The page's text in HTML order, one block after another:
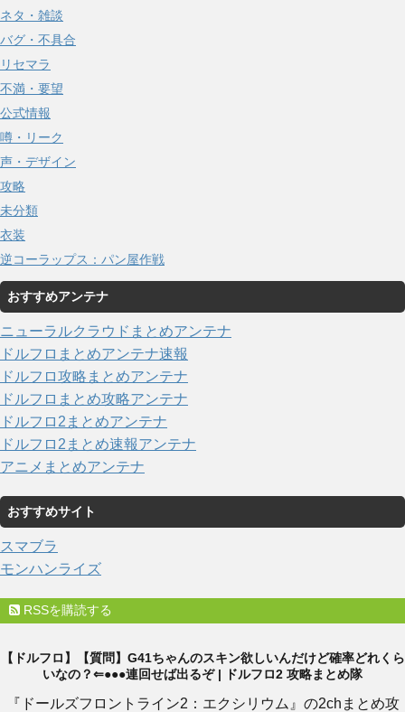
ネタ・雑談
バグ・不具合
リセマラ
不満・要望
公式情報
噂・リーク
声・デザイン
攻略
未分類
衣装
逆コーラップス：パン屋作戦
おすすめアンテナ
ニューラルクラウドまとめアンテナ
ドルフロまとめアンテナ速報
ドルフロ攻略まとめアンテナ
ドルフロまとめ攻略アンテナ
ドルフロ2まとめアンテナ
ドルフロ2まとめ速報アンテナ
アニメまとめアンテナ
おすすめサイト
スマブラ
モンハンライズ
RSSを購読する
【ドルフロ】【質問】G41ちゃんのスキン欲しいんだけど確率どれくら
いなの？⇐●●●連回せば出るぞ | ドルフロ2 攻略まとめ隊
『ドールズフロントライン2：エクシリウム』の2chまとめ攻